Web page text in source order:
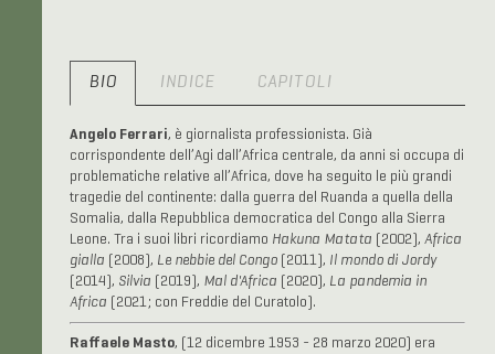
BIO INDICE CAPITOLI
Angelo Ferrari, è giornalista professionista. Già
corrispondente dell’Agi dall’Africa centrale, da anni si occupa di
problematiche relative all’Africa, dove ha seguito le più grandi
tragedie del continente: dalla guerra del Ruanda a quella della
Somalia, dalla Repubblica democratica del Congo alla Sierra
Leone. Tra i suoi libri ricordiamo Hakuna Matata (2002), Africa
gialla (2008), Le nebbie del Congo(2011), Il mondo di Jordy
(2014), Silvia (2019), Mal d'Africa (2020), La pandemia in
Africa (2021; con Freddie del Curatolo).
Raffaele Masto, (12 dicembre 1953 - 28 marzo 2020) era